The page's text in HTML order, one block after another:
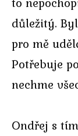
důležitý.
pro mě
Potřebuje
nechme
Ondřej s